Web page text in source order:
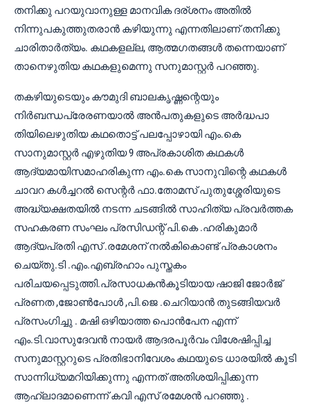
തനിക്കു പറയുവാനുള്ള മാനവിക ദര്ശനം അതിൽ
നിന്നുപകുത്തുതരാൻ കഴിയുന്നു എന്നതിലാണ് തനിക്കു
ചാരിതാർത്യം. കഥകളല്ല, ആത്മഗതങ്ങൾ തന്നെയാണ്
താനെഴുതിയ കഥകളുമെന്നു സനുമാസ്റ്റർ പറഞ്ഞു.
തകഴിയുടെയും കൗമുദി ബാലകൃഷ്ണന്റെയും
നിർബന്ധപ്രേരണയാൽ അൻപതുകളുടെ അർദ്ധപാ
തിയിലെഴുതിയ കഥതൊട്ട് പലപ്പോഴായി എം.കെ
സാനുമാസ്റ്റർ എഴുതിയ 9 അപ്രകാശിത കഥകൾ
ആദ്യമായിസമാഹരികുന്ന എം.കെ സാനുവിന്റെ കഥകൾ
ചാവറ കൾച്ചറൽ സെന്റർ ഫാ.തോമസ് പുതുശ്ശേരിയുടെ
അദ്ധ്യക്ഷതയിൽ നടന്ന ചടങ്ങിൽ സാഹിത്യ പ്രവർത്തക
സഹകരണ സംഘം പ്രസിഡന്റ് പി.കെ .ഹരികുമാർ
ആദ്യപ്രതി എസ് .രമേശന് നൽകികൊണ്ട് പ്രകാശനം
ചെയ്തു.ടി .എം.എബ്രഹാം പുസ്തകം
പരിചയപ്പെടുത്തി.പ്രസാധകൻകൂടിയായ ഷാജി ജോർജ്
പ്രണത ,ജോൺപോൾ ,പി.ജെ .ചെറിയാൻ തുടങ്ങിയവർ
പ്രസംഗിച്ചു . മഷി ഒഴിയാത്ത പൊൻപേന എന്ന്
എം.ടി.വാസുദേവൻ നായർ ആദരപൂർവം വിശേഷിപ്പിച്ച
സനുമാസ്റ്ററുടെ പ്രതിഭാനിവേശം കഥയുടെ ധാരയിൽ കൂടി
സാന്നിധ്യമറിയിക്കുന്നു എന്നത് അതിശയിപ്പിക്കുന്ന
ആഹ്ലാദമാണെന്ന് കവി എസ് രമേശൻ പറഞ്ഞു .